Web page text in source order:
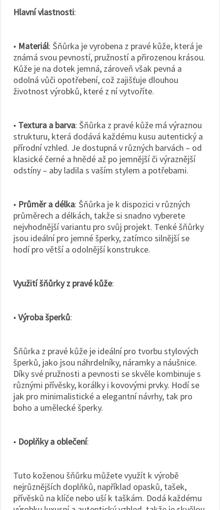
Hlavní vlastnosti:
• Materiál: Šňůrka je vyrobena z pravé kůže, která je
známá svou pevností, pružností a přirozenou krásou.
Kůže je na dotek jemná, zároveň však pevná a
odolná vůči opotřebení, což zajišťuje dlouhou
životnost výrobků, které z ní vytvoříte.
• Textura a barva: Šňůrka z pravé kůže má výraznou
strukturu, která dodává každému kusu autentický a
přírodní vzhled. Je dostupná v různých barvách – od
klasické černé a hnědé až po jemnější či výraznější
odstíny – aby ladila s vaším stylem a potřebami.
• Průměr a délka: Šňůrka je k dispozici v různých
průměrech a délkách, takže si snadno vyberete
nejvhodnější variantu pro svůj projekt. Tenké šňůrky
jsou ideální pro jemné šperky, zatímco silnější se
hodí pro větší a odolnější konstrukce.
Využití šňůrky z pravé kůže:
• Výroba šperků:
Šňůrka z pravé kůže je ideální pro tvorbu stylových
šperků, jako jsou náhrdelníky, náramky a náušnice.
Díky své pružnosti a pevnosti se skvěle kombinuje s
různými přívěsky, korálky i kovovými prvky. Hodí se
jak pro minimalistické a elegantní návrhy, tak pro
boho a umělecké šperky.
• Doplňky a oblečení:
Tuto koženou šňůrku můžete využít k výrobě
nejrůznějších doplňků, například opasků, tašek,
přívěsků na klíče nebo uší k taškám. Dodá každému